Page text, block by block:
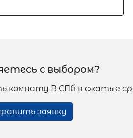
с выбором?
комнату В СПб в сжатые
заявку